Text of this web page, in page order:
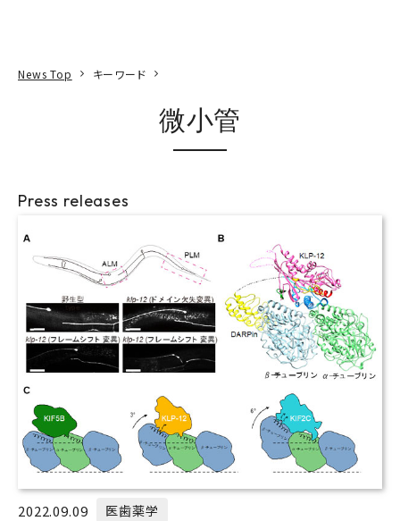
News Top キーワード
微小管
Press releases
2022.09.09 医歯薬学